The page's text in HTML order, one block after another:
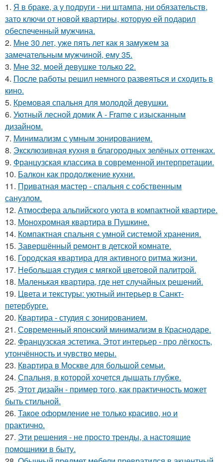
1. Я в браке, а у подруги - ни штампа, ни обязательств,
зато ключи от новой квартиры, которую ей подарил
обеспеченный мужчина.
2. Мне 30 лет, уже пять лет как я замужем за
замечательным мужчиной, ему 35.
3. Мне 32, моей девушке только 22.
4. После работы решил немного развеяться и сходить в
кино.
5. Кремовая спальня для молодой девушки.
6. Уютный лесной домик A - Frame с изысканным
дизайном.
7. Минимализм с умным зонированием.
8. Эксклюзивная кухня в благородных зелёных оттенках.
9. Французская классика в современной интерпретации.
10. Балкон как продолжение кухни.
11. Приватная мастер - спальня с собственным
санузлом.
12. Атмосфера альпийского уюта в компактной квартире.
13. Монохромная квартира в Пушкине.
14. Компактная спальня с умной системой хранения.
15. Завершённый ремонт в детской комнате.
16. Городская квартира для активного ритма жизни.
17. Небольшая студия с мягкой цветовой палитрой.
18. Маленькая квартира, где нет случайных решений.
19. Цвета и текстуры: уютный интерьер в Санкт-
петербурге.
20. Квартира - студия с зонированием.
21. Современный японский минимализм в Краснодаре.
22. Французская эстетика. Этот интерьер - про лёгкость,
утончённость и чувство меры.
23. Квартира в Москве для большой семьи.
24. Спальня, в которой хочется дышать глубже.
25. Этот дизайн - пример того, как практичность может
быть стильной.
26. Такое оформление не только красиво, но и
практично.
27. Эти решения - не просто тренды, а настоящие
помощники в быту.